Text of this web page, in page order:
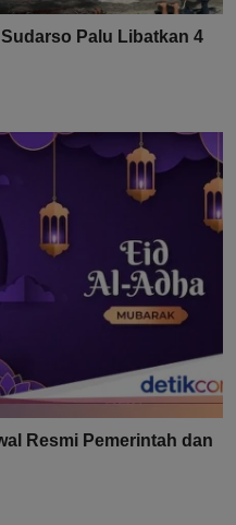
Palu Libatkan 4
Resmi Pemerintah dan